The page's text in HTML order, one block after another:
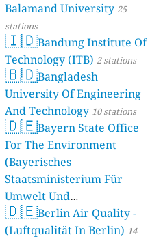
stations
Balamand University25
stations
🇮🇩Bandung Institute Of
Technology (ITB) 2 stations
🇧🇩Bangladesh
University Of Engineering
And Technology 10 stations
🇩🇪Bayern State Office
For The Environment
(Bayerisches
Staatsministerium Für
Umwelt Und
Verbraucherschutz) - LfU
46 stations
🇩🇪Berlin Air Quality -
(Luftqualität In Berlin) 14